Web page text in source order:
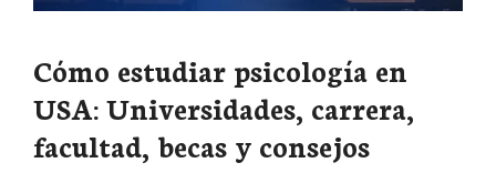
Cómo estudiar psicología en
USA: Universidades, carrera,
facultad, becas y consejos